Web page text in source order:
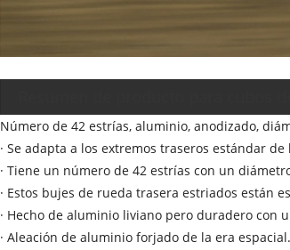
Número de 42 estrías, aluminio, anodizado,
· Se adapta a los extremos traseros estándar
· Tiene un número de 42 estrías con un
· Estos bujes de rueda trasera estriados están
· Hecho de aluminio liviano pero duradero con
· Aleación de aluminio forjado de la era espacial.